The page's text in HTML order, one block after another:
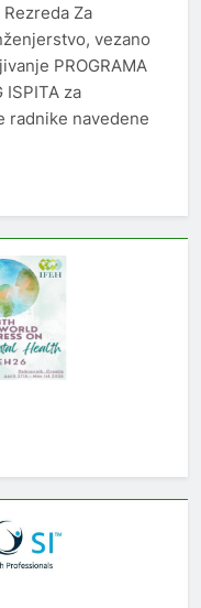
Za
vezano
PROGRAMA
ISPITA za
radnike navedene